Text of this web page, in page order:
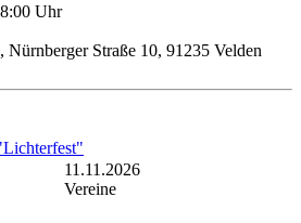
Uhr
Nürnberger Straße 10, 91235 Velden
11.11.2026
Vereine